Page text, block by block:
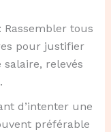
tous
pour justifier
relevés
d’intenter une
préférable